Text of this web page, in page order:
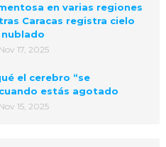
en varias regiones
Caracas registra cielo
Nov 17, 2025
el cerebro “se
estás agotado
Nov 15, 2025